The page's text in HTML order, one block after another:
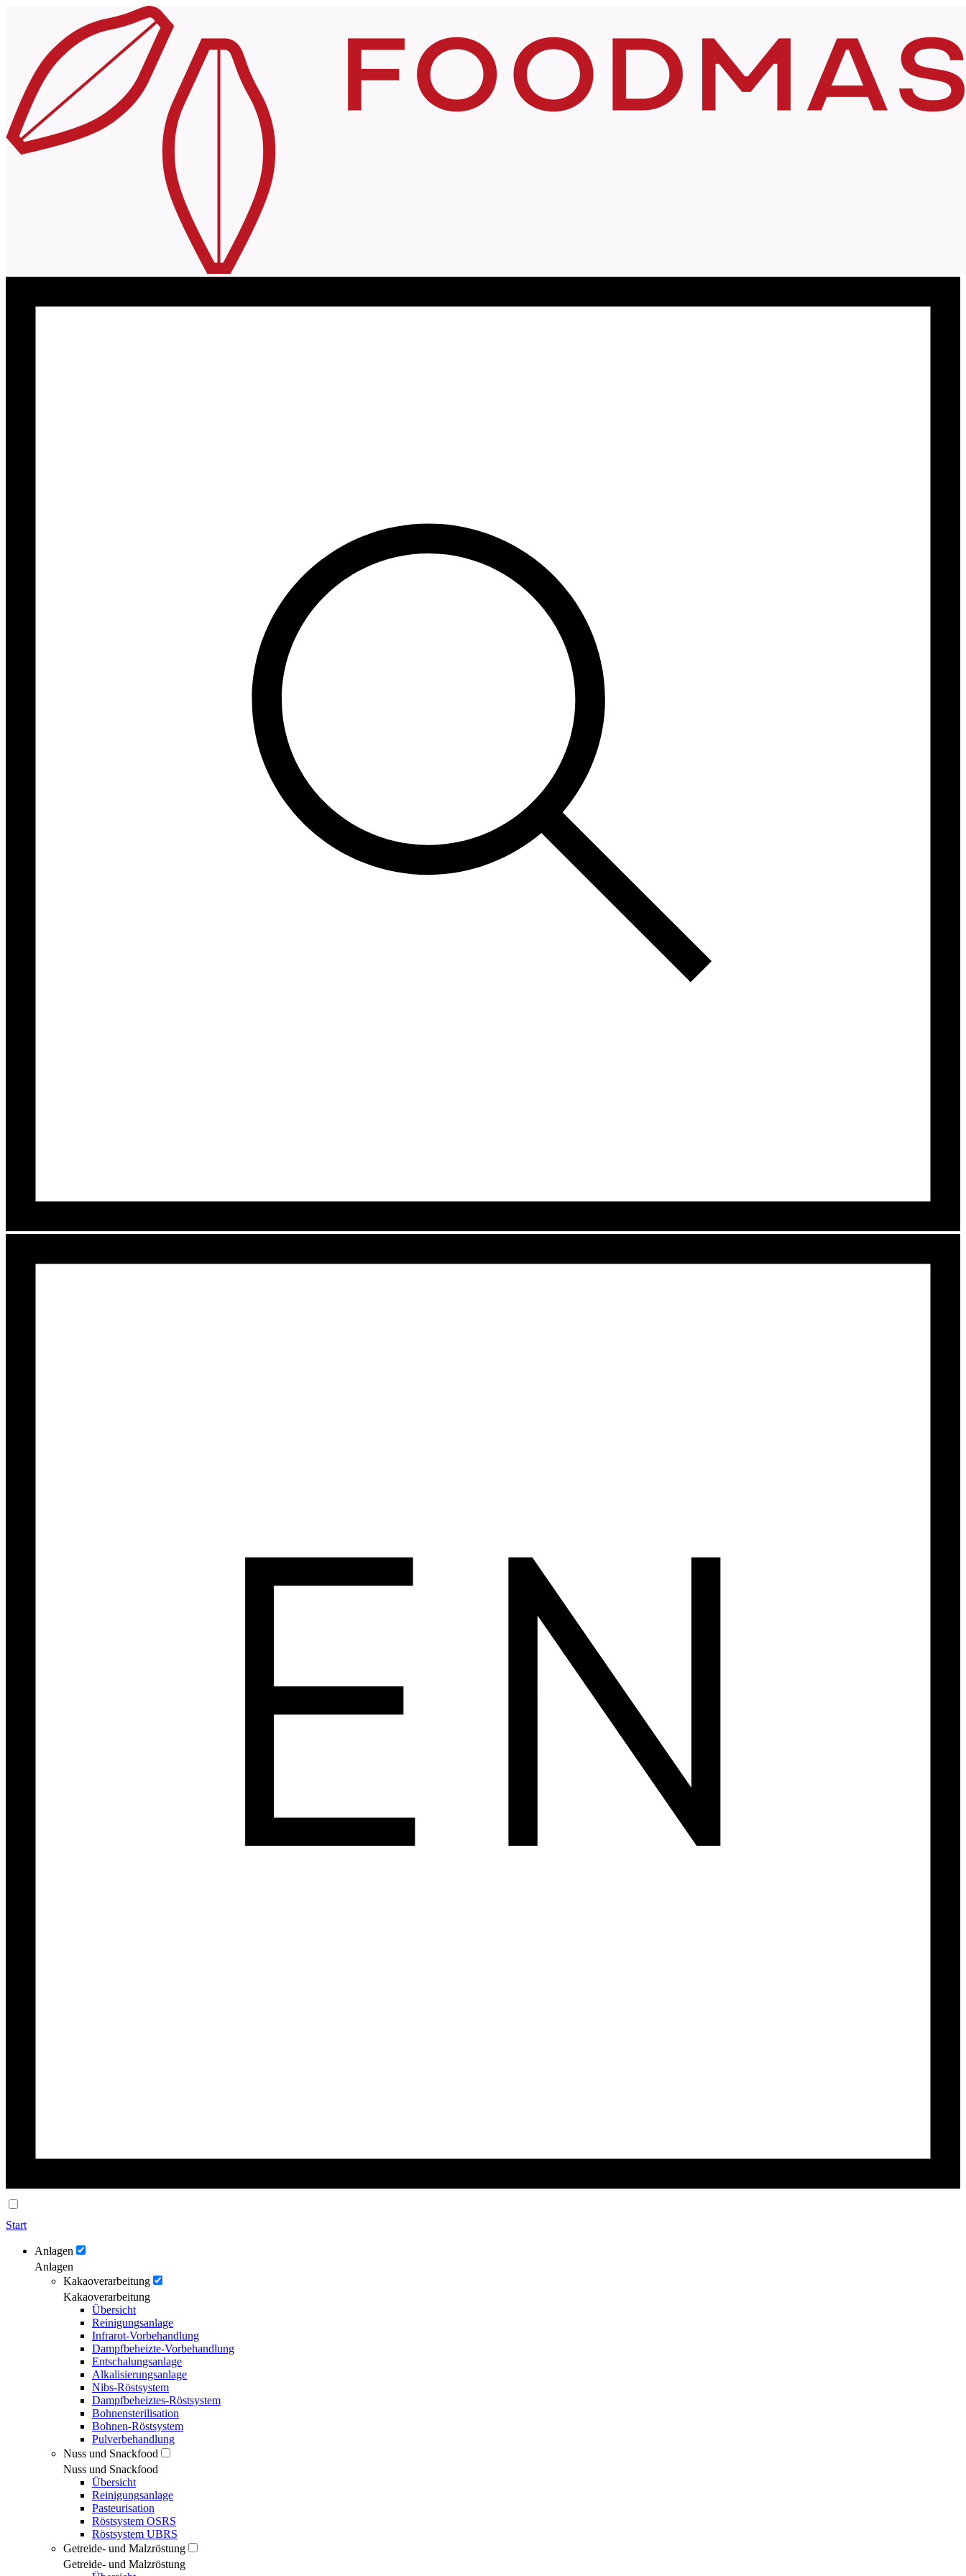
Start
Anlagen
Anlagen
Kakaoverarbeitung
Kakaoverarbeitung
Übersicht
Reinigungsanlage
Infrarot-Vorbehandlung
Dampfbeheizte-Vorbehandlung
Entschalungsanlage
Alkalisierungsanlage
Nibs-Röstsystem
Dampfbeheiztes-Röstsystem
Bohnensterilisation
Bohnen-Röstsystem
Pulverbehandlung
Nuss und Snackfood
Nuss und Snackfood
Übersicht
Reinigungsanlage
Pasteurisation
Röstsystem OSRS
Röstsystem UBRS
Getreide- und Malzröstung
Getreide- und Malzröstung